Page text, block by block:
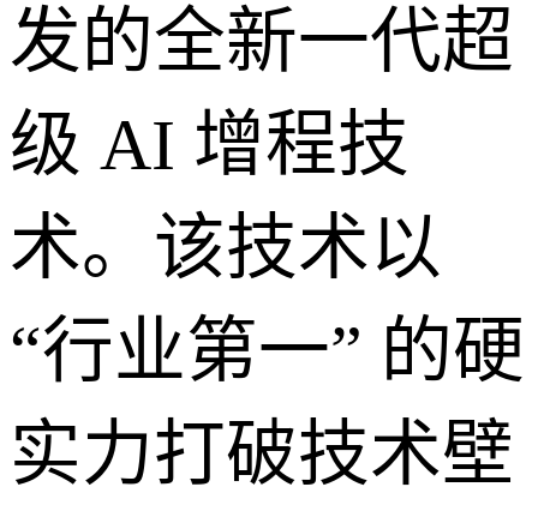
发的全新一代超
级 AI 增程技
术。该技术以
“行业第一” 的硬
实力打破技术壁